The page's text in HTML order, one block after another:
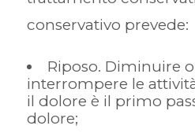
conservativo prevede:
Riposo. Diminuire
interrompere le
il dolore è il primo
dolore;